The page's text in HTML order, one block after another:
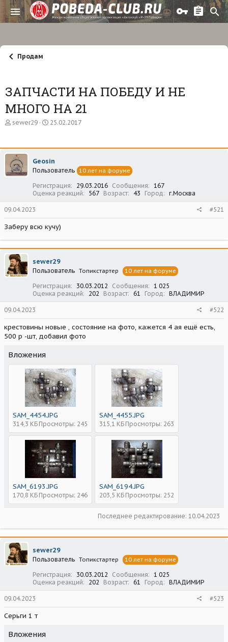
Продам
ЗАПЧАСТИ НА ПОБЕДУ И НЕ
МНОГО НА 21
А
о
р
т
е
sewer29
Д
а
а
ч
л
а
25.02.2017
Geosin
Пользователь 10 лет на форуме
Регистрация 29.03.2016 Сообщения
167
Оценка реакций
567 Возраст 43 Город г.Москва
09.04.2023 #521
Заберу всю кучу)
sewer29
Пользователь Топикстартер 10 лет на форуме
Регистрация 30.03.2012 Сообщения
1 025
Оценка реакций
202 Возраст 61 Город ВЛАДИМИР
09.04.2023 #522
крестовины новые , состояние на фото, кажется 4 ая ещё есть,
500 р -шт, добавил фото
Вложения
SAM_4454.JPG
314,3 КБ Просмотры: 245
SAM_4455.JPG
315,1 КБ Просмотры: 263
SAM_6193.JPG
170,8 КБ Просмотры: 246
SAM_6194.JPG
203,5 КБ Просмотры: 252
Последнее редактирование: 10.04.2023
sewer29
Пользователь Топикстартер 10 лет на форуме
Регистрация 30.03.2012 Сообщения
1 025
Оценка реакций
202 Возраст 61 Город ВЛАДИМИР
09.04.2023 #523
Серьги 1 т
Вложения